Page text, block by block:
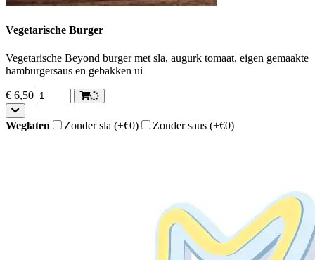
Vegetarische Burger
Vegetarische Beyond burger met sla, augurk tomaat, eigen gemaakte
hamburgersaus en gebakken ui
€ 6,50
Weglaten Zonder sla (+€0) Zonder saus (+€0)